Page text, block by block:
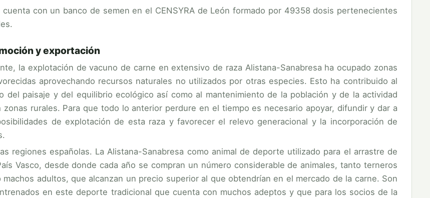
cuenta con un banco de semen en el CENSYRA de León formado por 49358 dosis pertenecientes
y exportación
la explotación de vacuno de carne en extensivo de raza Alistana-Sanabresa ha ocupado zonas
aprovechando recursos naturales no utilizados por otras especies. Esto ha contribuido al
del paisaje y del equilibrio ecológico así como al mantenimiento de la población y de la actividad
zonas rurales. Para que todo lo anterior perdure en el tiempo es necesario apoyar, difundir y dar a
de explotación de esta raza y favorecer el relevo generacional y la incorporación de
regiones españolas. La Alistana-Sanabresa como animal de deporte utilizado para el arrastre de
Vasco, desde donde cada año se compran un número considerable de animales, tanto terneros
machos adultos, que alcanzan un precio superior al que obtendrían en el mercado de la carne. Son
en este deporte tradicional que cuenta con muchos adeptos y que para los socios de la